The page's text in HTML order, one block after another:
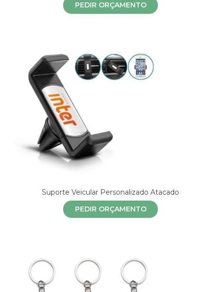
PEDIR ORÇAMENTO
Suporte Veicular Personalizado Atacado
PEDIR ORÇAMENTO